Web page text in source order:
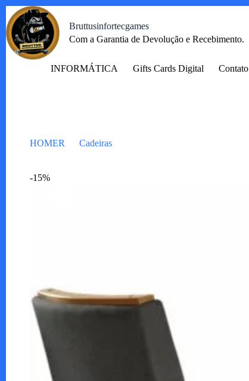
Pular
para
o
conteúdo
Bruttusinfortecgames
Com a Garantia de Devolução e Recebimento.
INFORMÁTICA Gifts Cards Digital Contato
HOMER Cadeiras
-15%